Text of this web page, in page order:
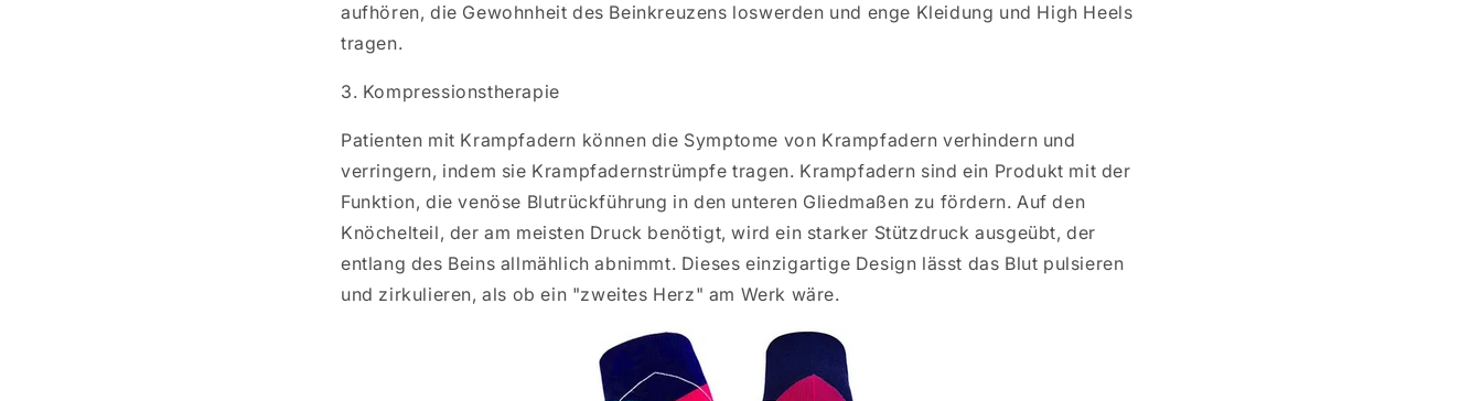
aufhören, die Gewohnheit des Beinkreuzens loswerden und enge Kleidung und High Heels
tragen.
3. Kompressionstherapie
Patienten mit Krampfadern können die Symptome von Krampfadern verhindern und
verringern, indem sie Krampfadernstrümpfe tragen. Krampfadern sind ein Produkt mit der
Funktion, die venöse Blutrückführung in den unteren Gliedmaßen zu fördern. Auf den
Knöchelteil, der am meisten Druck benötigt, wird ein starker Stützdruck ausgeübt, der
entlang des Beins allmählich abnimmt. Dieses einzigartige Design lässt das Blut pulsieren
und zirkulieren, als ob ein "zweites Herz" am Werk wäre.